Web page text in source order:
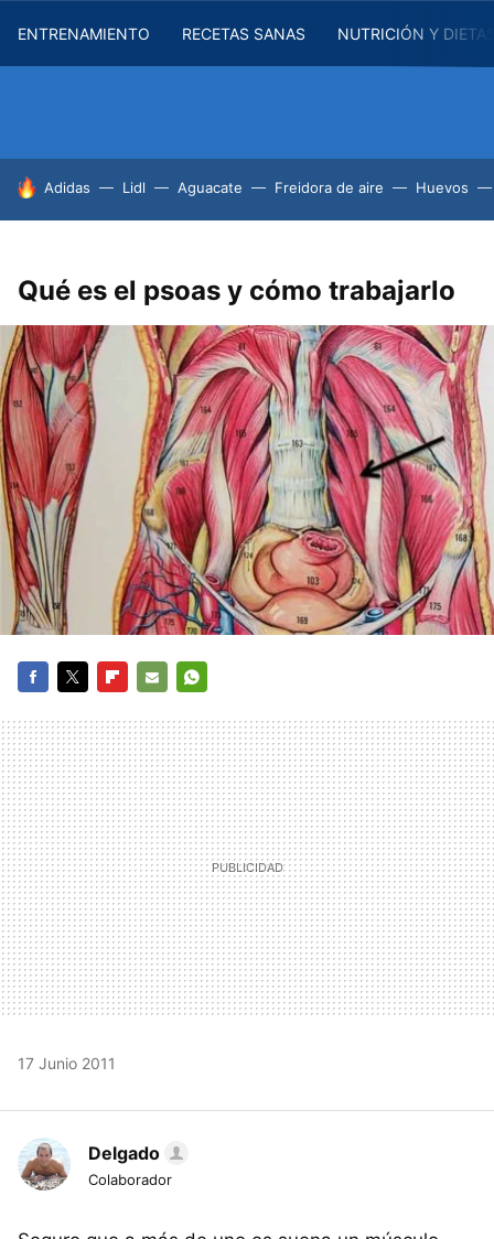
ENTRENAMIENTO RECETAS SANAS NUTRICIÓN Y
HOY SE HABLA DE
Adidas Lidl Aguacate Freidora de aire Huevos
Qué es el psoas y cómo trabajarlo
MAIL
17 Junio 2011
Delgado
Colaborador